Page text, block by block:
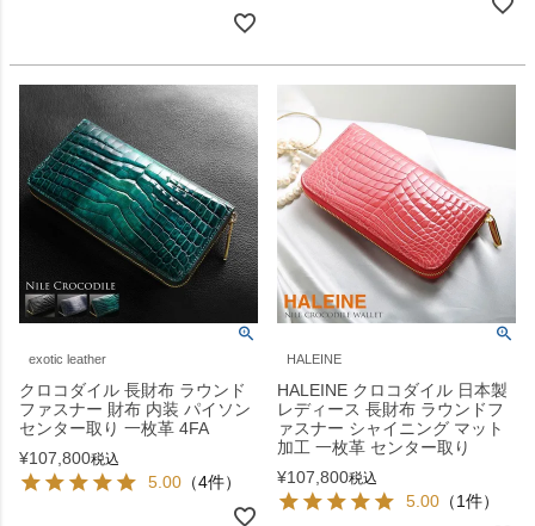
exotic leather
クロコダイル 長財布 ラウンド
ファスナー 財布 内装 パイソン
センター取り 一枚革 4FA
¥107,800税込
5.00 （4件）
HALEINE
HALEINE クロコダイル 日本製
レディース 長財布 ラウンドフ
ァスナー シャイニング マット
加工 一枚革 センター取り
¥107,800税込
5.00 （1件）